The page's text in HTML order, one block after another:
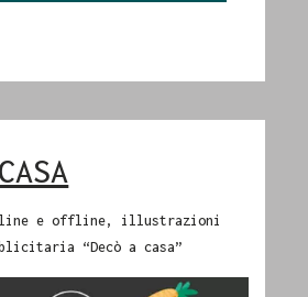
e offline, illustrazioni
“Decò a casa”